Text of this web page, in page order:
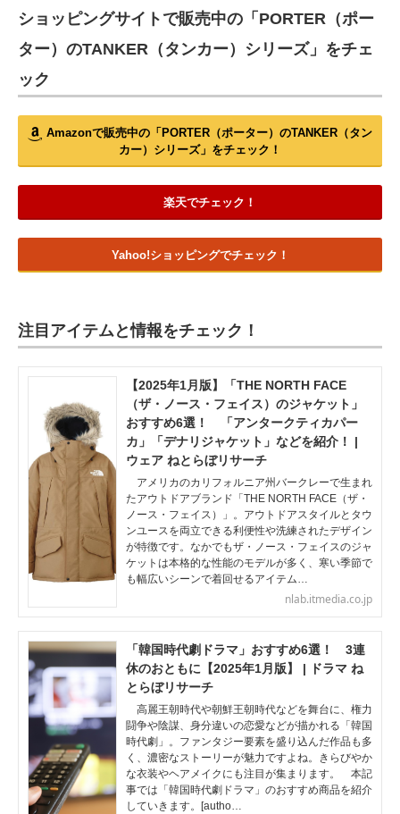
ショッピングサイトで販売中の「PORTER（ポー
ター）のTANKER（タンカー）シリーズ」をチェ
ック
Amazonで販売中の「PORTER（ポーター）のTANKER（タン
カー）シリーズ」をチェック！
楽天でチェック！
Yahoo!ショッピングでチェック！
注目アイテムと情報をチェック！
【2025年1月版】「THE NORTH FACE
（ザ・ノース・フェイス）のジャケット」
おすすめ6選！ 「アンタークティカパー
カ」「デナリジャケット」などを紹介！ |
ウェア ねとらぼリサーチ
アメリカのカリフォルニア州バークレーで生まれ
たアウトドアブランド「THE NORTH FACE（ザ・
ノース・フェイス）」。アウトドアスタイルとタウ
ンユースを両立できる利便性や洗練されたデザイン
が特徴です。なかでもザ・ノース・フェイスのジャ
ケットは本格的な性能のモデルが多く、寒い季節で
も幅広いシーンで着回せるアイテム…
nlab.itmedia.co.jp
「韓国時代劇ドラマ」おすすめ6選！ 3連
休のおともに【2025年1月版】 | ドラマ ね
とらぼリサーチ
高麗王朝時代や朝鮮王朝時代などを舞台に、権力
闘争や陰謀、身分違いの恋愛などが描かれる「韓国
時代劇」。ファンタジー要素を盛り込んだ作品も多
く、濃密なストーリーが魅力ですよね。きらびやか
な衣装やヘアメイクにも注目が集まります。 本記
事では「韓国時代劇ドラマ」のおすすめ商品を紹介
していきます。[autho…